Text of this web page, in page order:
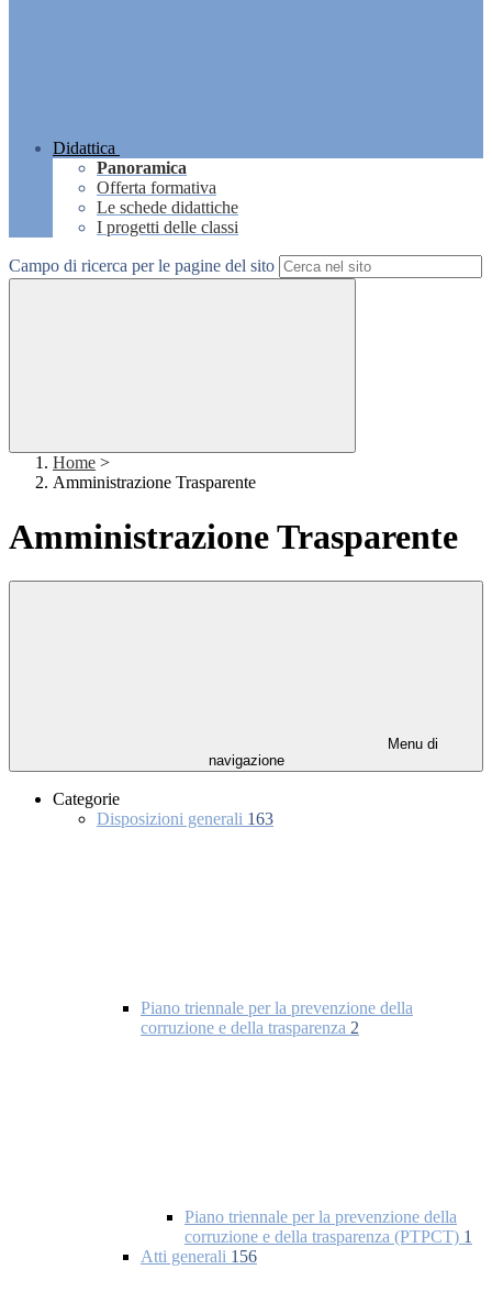
Didattica
Panoramica
Offerta formativa
Le schede didattiche
I progetti delle classi
Campo di ricerca per le pagine del sito
Home >
Amministrazione Trasparente
Amministrazione Trasparente
Menu di
navigazione
Categorie
Disposizioni generali 163
Piano triennale per la prevenzione della
corruzione e della trasparenza 2
Piano triennale per la prevenzione della
corruzione e della trasparenza (PTPCT) 1
Atti generali 156